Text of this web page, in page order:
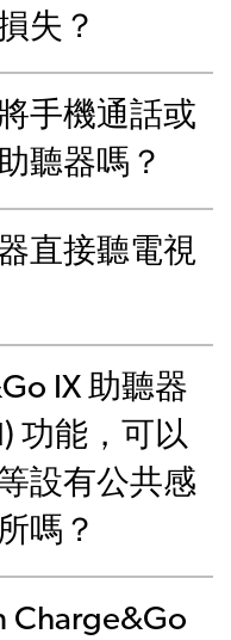
失？
手機通話或
聽器嗎？
直接聽電視
IX 助聽器
功能，可以
設有公共感
嗎？
Charge&Go